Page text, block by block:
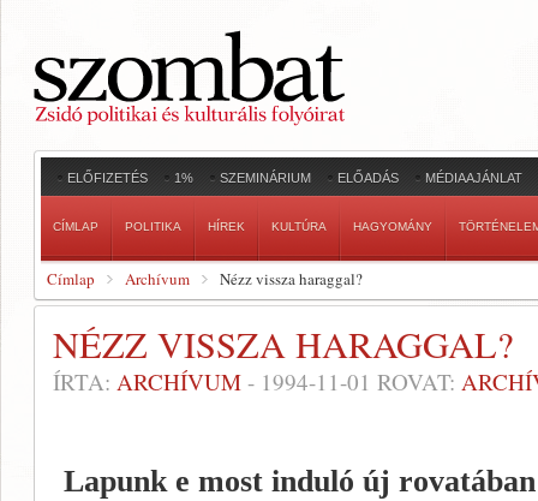
ELŐFIZETÉS 1% SZEMINÁRIUM ELŐADÁS MÉDIAAJÁNLAT
CÍMLAP POLITIKA HÍREK KULTÚRA HAGYOMÁNY
Címlap Archívum Nézz vissza haraggal?
NÉZZ VISSZA HARAGGAL?
ÍRTA: ARCHÍVUM - 1994-11-01 ROVAT:
Lapunk e most induló új